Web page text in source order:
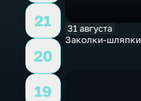
21
20
19
31 августа
Заколки-шляпки